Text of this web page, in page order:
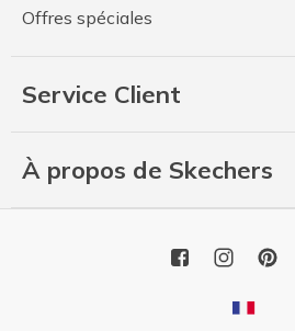
Offres spéciales
Service Client
À propos de Skechers